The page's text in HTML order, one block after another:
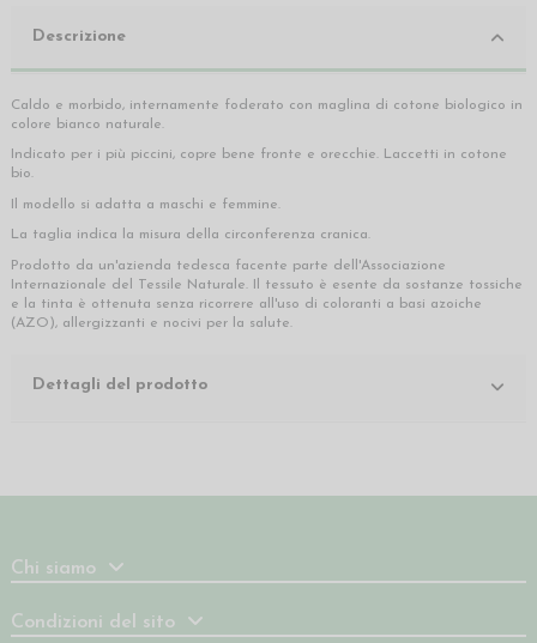
Descrizione
Caldo e morbido, internamente foderato con maglina di cotone biologico in
colore bianco naturale.
Indicato per i più piccini, copre bene fronte e orecchie. Laccetti in cotone
bio.
Il modello si adatta a maschi e femmine.
La taglia indica la misura della circonferenza cranica.
Prodotto da un'azienda tedesca facente parte dell'Associazione
Internazionale del Tessile Naturale. Il tessuto è esente da sostanze tossiche
e la tinta è ottenuta senza ricorrere all'uso di coloranti a basi azoiche
(AZO), allergizzanti e nocivi per la salute.
Dettagli del prodotto
Chi siamo
Condizioni del sito